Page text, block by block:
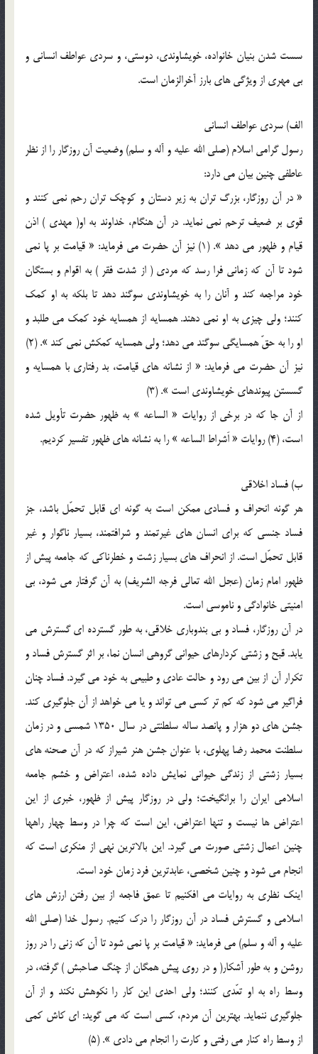
سست شدن بنيان خانواده، خويشاوندي، دوستي، و سردي عواطف انساني و
بي مهري از ويژگي هاي بارز آخرالزمان است.
الف) سردي عواطف انساني
رسول گرامي اسلام (صلي الله عليه و آله و سلم) وضعيت آن روزگار را از نظر
عاطفي چنين بيان مي دارد:
« در آن روزگار، بزرگ تران به زير دستان و کوچک تران رحم نمي کنند و
قوي بر ضعيف ترحم نمي نمايد. در آن هنگام، خداوند به او( مهدي ) اذن
قيام و ظهور مي دهد ». (1) نيز آن حضرت مي فرمايد: « قيامت بر پا نمي
شود تا آن که زماني فرا رسد که مردي ( از شدت فقر ) به اقوام و بستگان
خود مراجعه کند و آنان را به خويشاوندي سوگند دهد تا بلکه به او کمک
کنند؛ ولي چيزي به او نمي دهند. همسايه از همسايه خود کمک مي طلبد و
او را به حقّ همسايگي سوگند مي دهد؛ ولي همسايه کمکش نمي کند ». (2)
نيز آن حضرت مي فرمايد: « از نشانه هاي قيامت، بد رفتاري با همسايه و
گسستن پيوندهاي خويشاوندي است ». (3)
از آن جا که در برخي از روايات « الساعه » به ظهور حضرت تأويل شده
است، (4) روايات « اَشراط الساعه » را به نشانه هاي ظهور تفسير کرديم.
ب) فساد اخلاقي
هر گونه انحراف و فسادي ممکن است به گونه اي قابل تحمّل باشد، جز
فساد جنسي که براي انسان هاي غيرتمند و شرافتمند، بسيار ناگوار و غير
قابل تحمّل است. از انحراف هاي بسيار زشت و خطرناکي که جامعه پيش از
ظهور امام زمان (عجل الله تعالي فرجه الشريف) به آن گرفتار مي شود، بي
امنيتي خانوادگي و ناموسي است.
در آن روزگار، فساد و بي بندوباري خلاقي، به طور گسترده اي گسترش مي
يابد. قبح و زشتي کردارهاي حيواني گروهي انسان نما، بر اثر گسترش فساد و
تکرار آن از بين مي رود و حالت عادي و طبيعي به خود مي گيرد. فساد چنان
فراگير مي شود که کم تر کسي مي تواند و يا مي خواهد از آن جلوگيري کند.
جشن هاي دو هزار و پانصد ساله سلطنتي در سال 1350 شمسي و در زمان
سلطنت محمد رضا پهلوي، با عنوان جشن هنر شيراز که در آن صحنه هاي
بسيار زشتي از زندگي حيواني نمايش داده شده، اعتراض و خشم جامعه
اسلامي ايران را برانگيخت؛ ولي در روزگار پيش از ظهور، خبري از اين
اعتراض ها نيست و تنها اعتراض، اين است که چرا در وسط چهار راهها
چنين اعمال زشتي صورت مي گيرد. اين بالاترين نهي از منکري است که
انجام مي شود و چنين شخصي، عابدترين فرد زمان خود است.
اينک نظري به روايات مي افکنيم تا عمق فاجعه از بين رفتن ارزش هاي
اسلامي و گسترش فساد در آن روزگار را درک کنيم. رسول خدا (صلي الله
عليه و آله و سلم) مي فرمايد: « قيامت بر پا نمي شود تا آن که زني را در روز
روشن و به طور آشکار( و در روي پيش همگان از چنگ صاحبش ) گرفته، در
وسط راه به او تعّدي کنند؛ ولي احدي اين کار را نکوهش نکند و از آن
جلوگيري ننمايد. بهترين آن مردم، کسي است که مي گويد: اي کاش کمي
از وسط راه کنار مي رفتي و کارت را انجام مي دادي ». (5)